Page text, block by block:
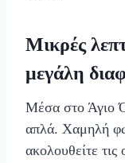
Μικρές
μεγάλη
Μέσα στο Άγιο
απλά. Χαμηλή
ακολουθείτε